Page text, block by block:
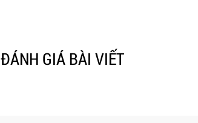
ĐÁNH GIÁ BÀI VIẾT